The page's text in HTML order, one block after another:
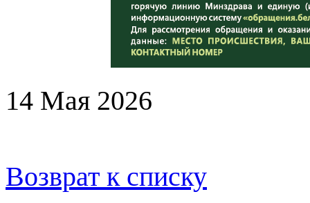
14 Мая 2026
Возврат к списку